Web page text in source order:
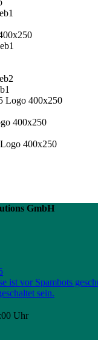
GmbH
ist vor Spambots
sein.
Uhr